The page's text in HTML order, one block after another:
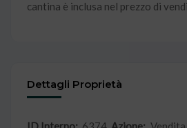
cantina è inclusa nel prezzo di
Dettagli Proprietà